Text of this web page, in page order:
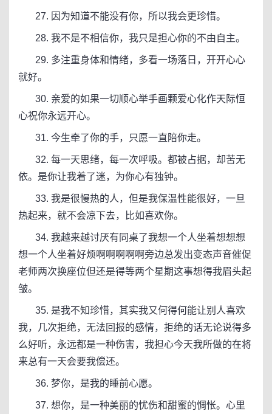
27. 因为知道不能没有你，所以我会更珍惜。
28. 我不是不相信你，我只是担心你的不由自主。
29. 多注重身体和情绪，多看一场落日，开开心心
就好。
30. 亲爱的如果一切顺心举手画颗爱心化作天际恒
心祝你永远开心。
31. 今生牵了你的手，只愿一直陪你走。
32. 每一天思绪，每一次呼吸。都被占据，却苦无
依。是你让我着了迷，为你心有独钟。
33. 我是很慢热的人，但是我保温性能很好，一旦
热起来，就不会凉下去，比如喜欢你。
34. 我越来越讨厌有同桌了我想一个人坐着想想想
想一个人坐着好烦啊啊啊啊啊旁边总发出变态声音催促
老师两次换座位但还是得等两个星期这事想得我眉头起
皱​。
35. 是我不知珍惜，其实我又何得何能让别人喜欢
我，几次拒绝，无法回报的感情，拒绝的话无论说得多
么好听，永远都是一种伤害，我担心今天我所做的在将
来总有一天会要我偿还。
36. 梦你，是我的睡前心愿。
37. 想你，是一种美丽的忧伤和甜蜜的惆怅。心里